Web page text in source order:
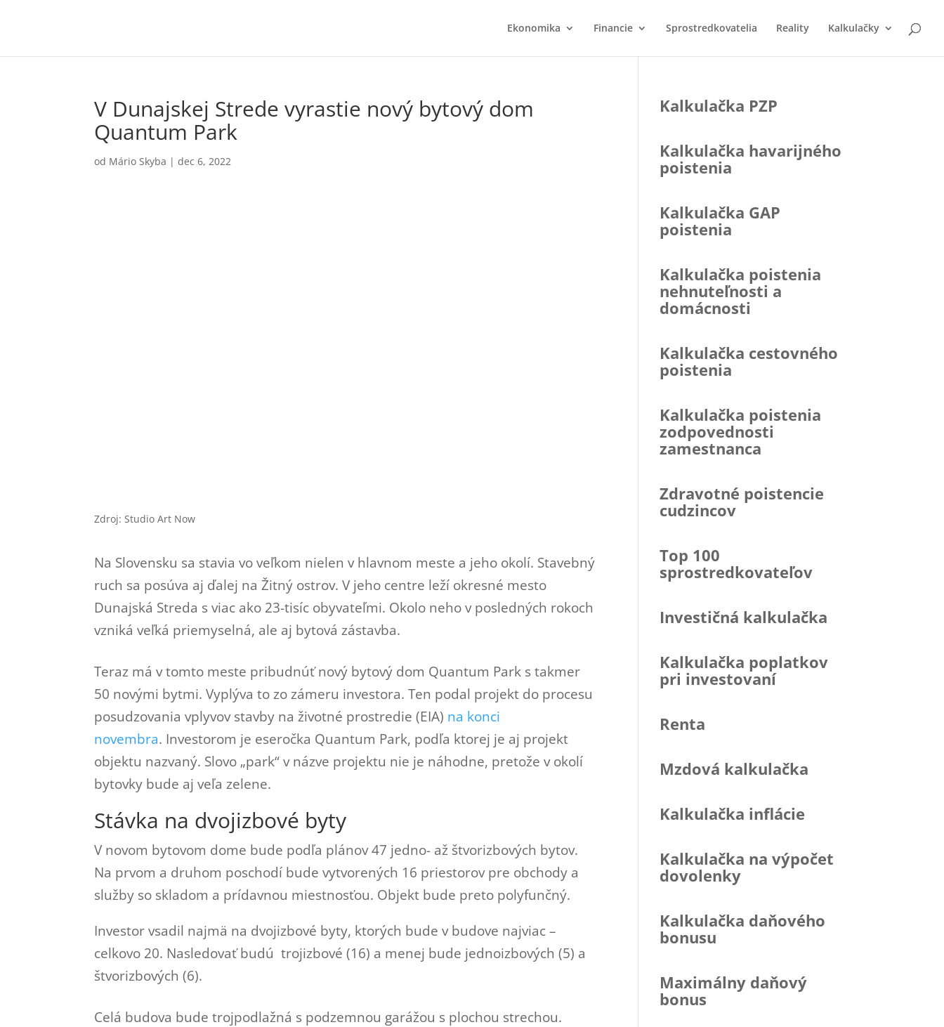
Ekonomika Financie Sprostredkovatelia Reality Kalkulačky
V Dunajskej Strede vyrastie nový bytový dom
Quantum Park
od Mário Skyba |dec 6, 2022
Zdroj: Studio Art Now
Na Slovensku sa stavia vo veľkom nielen v hlavnom meste a jeho okolí. Stavebný
ruch sa posúva aj ďalej na Žitný ostrov. V jeho centre leží okresné mesto
Dunajská Streda s viac ako 23-tisíc obyvateľmi. Okolo neho v posledných rokoch
vzniká veľká priemyselná, ale aj bytová zástavba.
Teraz má v tomto meste pribudnúť nový bytový dom Quantum Park s takmer
50 novými bytmi. Vyplýva to zo zámeru investora. Ten podal projekt do procesu
posudzovania vplyvov stavby na životné prostredie (EIA) na konci
novembra. Investorom je eseročka Quantum Park, podľa ktorej je aj projekt
objektu nazvaný. Slovo „park“ v názve projektu nie je náhodne, pretože v okolí
bytovky bude aj veľa zelene.
Stávka na dvojizbové byty
V novom bytovom dome bude podľa plánov 47 jedno- až štvorizbových bytov.
Na prvom a druhom poschodí bude vytvorených 16 priestorov pre obchody a
služby so skladom a prídavnou miestnosťou. Objekt bude preto polyfunčný.
Investor vsadil najmä na dvojizbové byty, ktorých bude v budove najviac –
celkovo 20. Nasledovať budú trojizbové (16) a menej bude jednoizbových (5) a
štvorizbových (6).
Celá budova bude trojpodlažná s podzemnou garážou s plochou strechou.
Kalkulačka PZP
Kalkulačka havarijného
poistenia
Kalkulačka GAP
poistenia
Kalkulačka poistenia
nehnuteľnosti a
domácnosti
Kalkulačka cestovného
poistenia
Kalkulačka poistenia
zodpovednosti
zamestnanca
Zdravotné poistencie
cudzincov
Top 100
sprostredkovateľov
Investičná kalkulačka
Kalkulačka poplatkov
pri investovaní
Renta
Mzdová kalkulačka
Kalkulačka inflácie
Kalkulačka na výpočet
dovolenky
Kalkulačka daňového
bonusu
Maximálny daňový
bonus